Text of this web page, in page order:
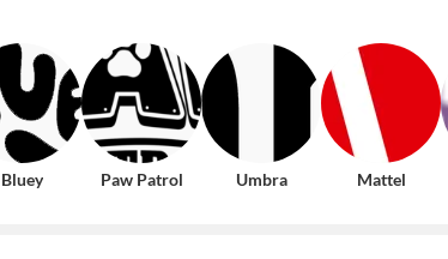
Bluey Paw Patrol Umbra Mattel